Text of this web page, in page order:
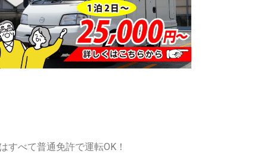
べて普通免許で運転OK！